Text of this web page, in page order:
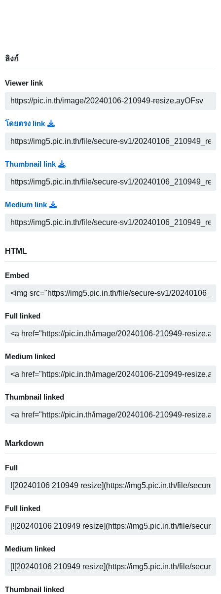
ลิงก์
Viewer link
โดยตรง link
Thumbnail link
Medium link
HTML
Embed
Full linked
Medium linked
Thumbnail linked
Markdown
Full
Full linked
Medium linked
Thumbnail linked